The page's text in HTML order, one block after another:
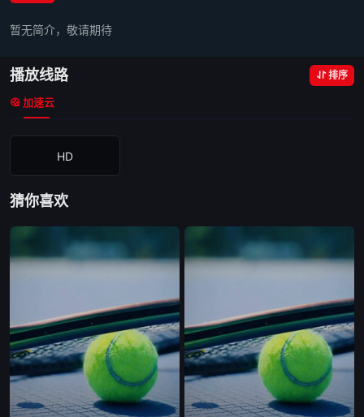
暂无简介，敬请期待
播放线路 排序
加速云
HD
猜你喜欢